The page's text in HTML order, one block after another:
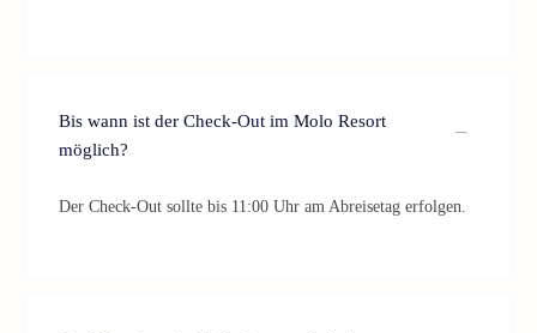
Bis wann ist der Check-Out im Molo Resort
möglich?
Der Check-Out sollte bis 11:00 Uhr am Abreisetag erfolgen.